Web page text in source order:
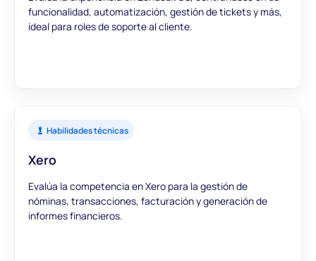
funcionalidad, automatización, gestión de tickets y más,
ideal para roles de soporte al cliente.
Habilidades técnicas
Xero
Evalúa la competencia en Xero para la gestión de
nóminas, transacciones, facturación y generación de
informes financieros.